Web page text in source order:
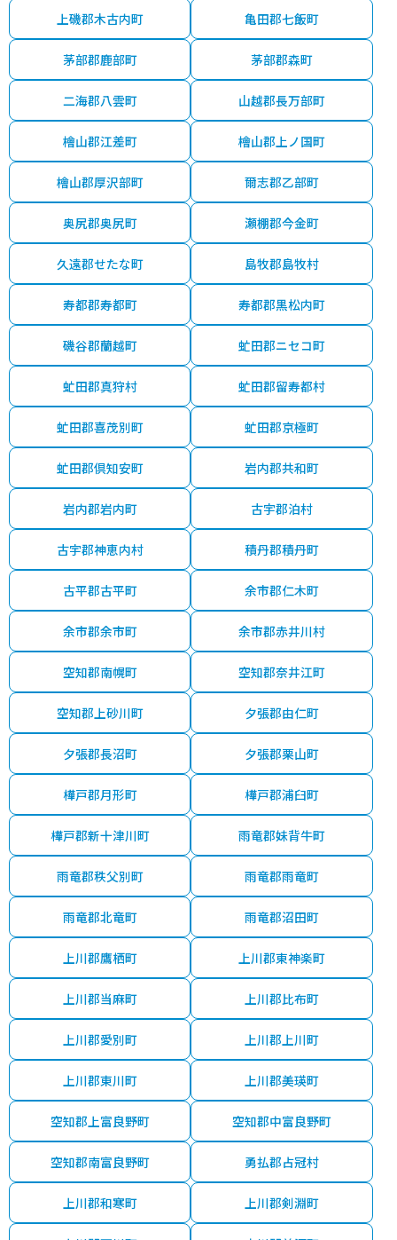
上磯郡木古内町 亀田郡七飯町
茅部郡鹿部町 茅部郡森町
二海郡八雲町 山越郡長万部町
檜山郡江差町 檜山郡上ノ国町
檜山郡厚沢部町 爾志郡乙部町
奥尻郡奥尻町 瀬棚郡今金町
久遠郡せたな町 島牧郡島牧村
寿都郡寿都町 寿都郡黒松内町
磯谷郡蘭越町 虻田郡ニセコ町
虻田郡真狩村 虻田郡留寿都村
虻田郡喜茂別町 虻田郡京極町
虻田郡倶知安町 岩内郡共和町
岩内郡岩内町 古宇郡泊村
古宇郡神恵内村 積丹郡積丹町
古平郡古平町 余市郡仁木町
余市郡余市町 余市郡赤井川村
空知郡南幌町 空知郡奈井江町
空知郡上砂川町 夕張郡由仁町
夕張郡長沼町 夕張郡栗山町
樺戸郡月形町 樺戸郡浦臼町
樺戸郡新十津川町 雨竜郡妹背牛町
雨竜郡秩父別町 雨竜郡雨竜町
雨竜郡北竜町 雨竜郡沼田町
上川郡鷹栖町 上川郡東神楽町
上川郡当麻町 上川郡比布町
上川郡愛別町 上川郡上川町
上川郡東川町 上川郡美瑛町
空知郡上富良野町 空知郡中富良野町
空知郡南富良野町 勇払郡占冠村
上川郡和寒町 上川郡剣淵町